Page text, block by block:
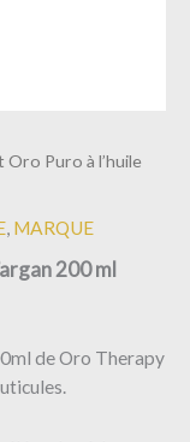
Oro Puro à l’huile
MARQUE
200 ml
de Oro Therapy